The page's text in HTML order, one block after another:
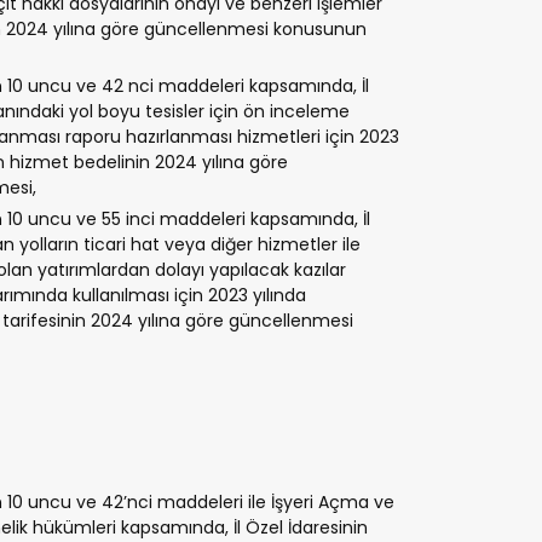
yılına göre güncellenmesi konusunun
10 uncu ve 42 nci maddeleri kapsamında, İl
yol boyu tesisler için ön inceleme
raporu hazırlanması hizmetleri için 2023
bedelinin 2024 yılına göre
10 uncu ve 55 inci maddeleri kapsamında, İl
yolların ticari hat veya diğer hizmetler ile
yatırımlardan dolayı yapılacak kazılar
kullanılması için 2023 yılında
2024 yılına göre güncellenmesi
10 uncu ve 42’nci maddeleri ile İşyeri Açma ve
hükümleri kapsamında, İl Özel İdaresinin